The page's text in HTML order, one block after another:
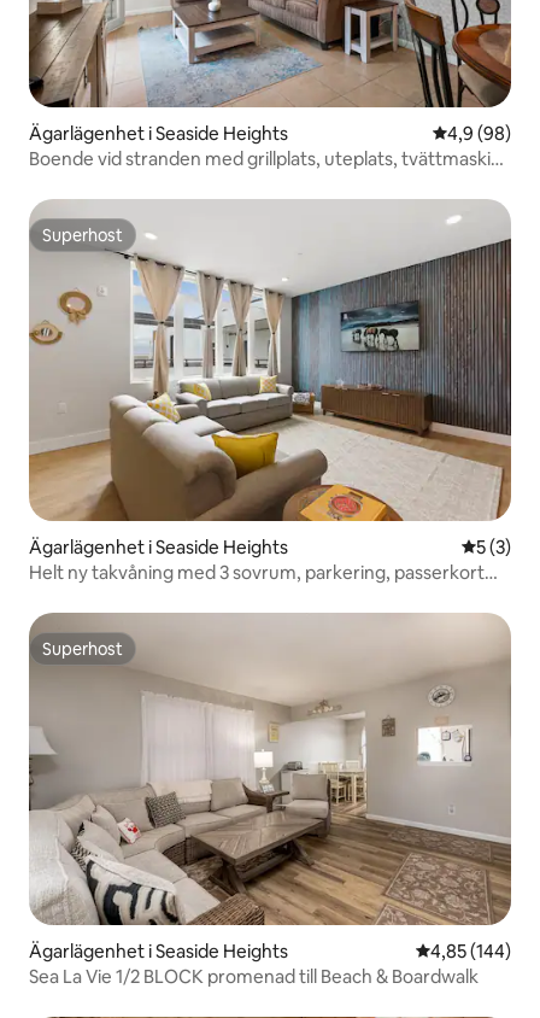
Ägarlägenhet i Seaside Heights 4,9 av 5 i
4,9 (98)
Boende vid stranden med grillplats, uteplats, tvättmaskin,
Superhost
Superhost
Ägarlägenhet i Seaside Heights 5 av 5 i
5 (3)
Helt ny takvåning med 3 sovrum, parkering, passerkort
Superhost
Superhost
Ägarlägenhet i Seaside Heights 4,85 av 5 i
4,85 (144)
Sea La Vie 1/2 BLOCK promenad till Beach & Boardwalk